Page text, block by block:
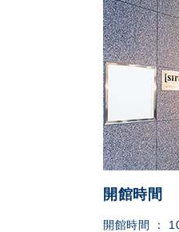
開館時間
開館時間 ：